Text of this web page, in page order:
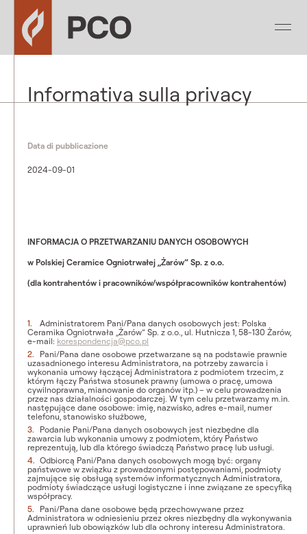
Informativa sulla privacy
Data di pubblicazione
2024-09-01
INFORMACJA O PRZETWARZANIU DANYCH OSOBOWYCH
w Polskiej Ceramice Ogniotrwałej „Żarów” Sp. z o.o.
(dla kontrahentów i pracowników/współpracowników kontrahentów)
Administratorem Pani/Pana danych osobowych jest: Polska
Ceramika Ogniotrwała „Żarów” Sp. z o.o., ul. Hutnicza 1, 58-130 Żarów,
e-mail: korespondencja@pco.pl
Pani/Pana dane osobowe przetwarzane są na podstawie prawnie
uzasadnionego interesu Administratora, na potrzeby zawarcia i
wykonania umowy łączącej Administratora z podmiotem trzecim, z
którym łączy Państwa stosunek prawny (umowa o pracę, umowa
cywilnoprawna, mianowanie do organów itp.) – w celu prowadzenia
przez nas działalności gospodarczej. W tym celu przetwarzamy m.in.
następujące dane osobowe: imię, nazwisko, adres e-mail, numer
telefonu, stanowisko służbowe,
Podanie Pani/Pana danych osobowych jest niezbędne dla
zawarcia lub wykonania umowy z podmiotem, który Państwo
reprezentują, lub dla którego świadczą Państwo pracę lub usługi.
Odbiorcą Pani/Pana danych osobowych mogą być: organy
państwowe w związku z prowadzonymi postępowaniami, podmioty
zajmujące się obsługą systemów informatycznych Administratora,
podmioty świadczące usługi logistyczne i inne związane ze specyfiką
współpracy.
Pani/Pana dane osobowe będą przechowywane przez
Administratora w odniesieniu przez okres niezbędny dla wykonywania
uprawnień lub obowiązków lub dla ochrony interesu Administratora.